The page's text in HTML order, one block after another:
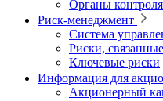
Органы контроля
Риск-менеджмент
Система
Риски,
Ключевые риски
Информация для
Акционерный